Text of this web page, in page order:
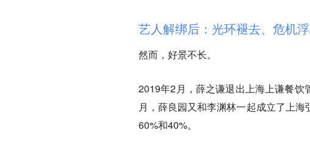
艺人解绑后：光环褪去、危机
然而，好景不长。
2019年2月，薛之谦退出上海上谦餐饮
月，薛良园又和李渊林一起成立了上
60%和40%。